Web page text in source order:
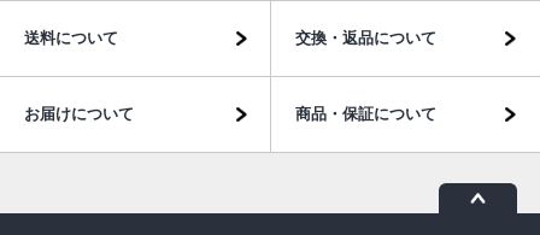
送料について 交換・返品について
お届けについて 商品・保証について